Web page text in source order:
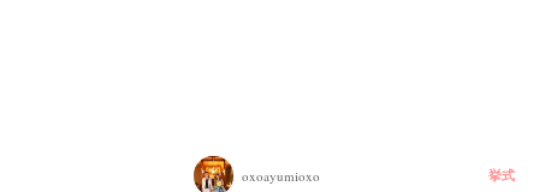
oxoayumioxo 挙式